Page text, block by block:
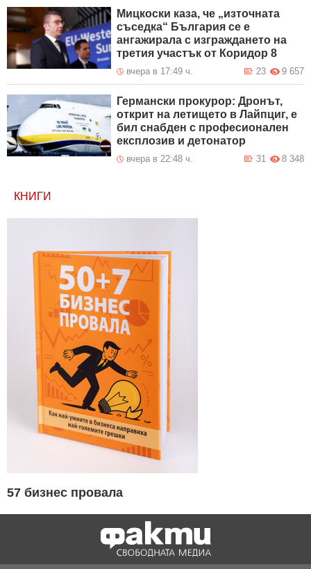
Мицкоски каза, че „източната
съседка“ България се е
ангажирала с изграждането на
третия участък от Коридор 8
вчера в 17:49 ч. 9 657
23
Германски прокурор: Дронът,
открит на летището в Лайпциг, е
бил снабден с професионален
експлозив и детонатор
вчера в 22:48 ч. 8 348
31
КНИГИ
57 бизнес провала